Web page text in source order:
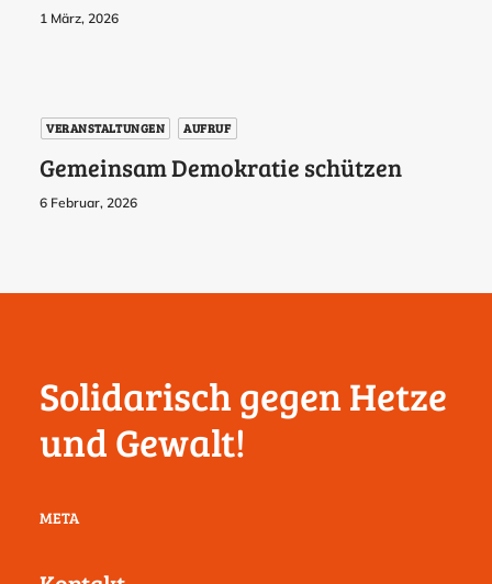
1 März, 2026
VERANSTALTUNGEN AUFRUF
Gemeinsam Demokratie schützen
6 Februar, 2026
Solidarisch gegen Hetze
und Gewalt!
META